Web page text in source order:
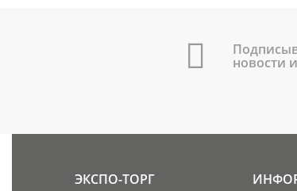
новости
ЭКСПО-ТОРГ